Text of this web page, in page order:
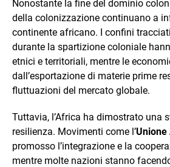
Nonostante la fine del dominio
della colonizzazione continuano a
continente africano. I confini
durante la spartizione coloniale
etnici e territoriali, mentre le
dall’esportazione di materie prime
fluttuazioni del mercato globale.
Tuttavia, l’Africa ha dimostrato una
resilienza. Movimenti come l’Unione
promosso l’integrazione e la
mentre molte nazioni stanno